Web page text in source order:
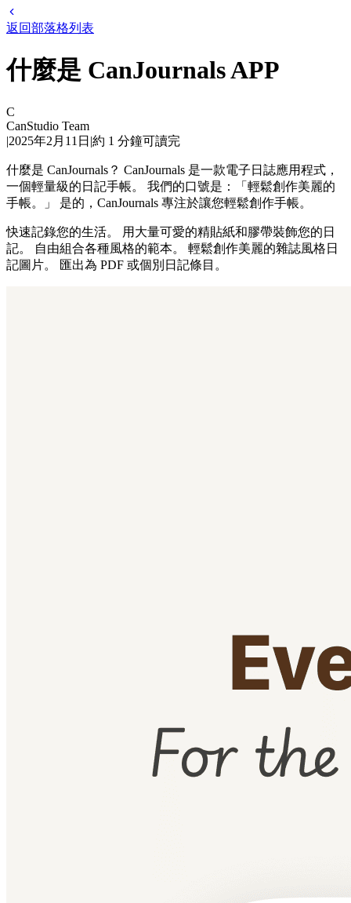
返回部落格列表
什麼是 CanJournals APP
C
CanStudio Team
|2025年2月11日 |約 1 分鐘可讀完
什麼是 CanJournals？ CanJournals 是一款電子日誌應用程式，
一個輕量級的日記手帳。 我們的口號是：「輕鬆創作美麗的
手帳。」 是的，CanJournals 專注於讓您輕鬆創作手帳。
快速記錄您的生活。 用大量可愛的精貼紙和膠帶裝飾您的日
記。 自由組合各種風格的範本。 輕鬆創作美麗的雜誌風格日
記圖片。 匯出為 PDF 或個別日記條目。